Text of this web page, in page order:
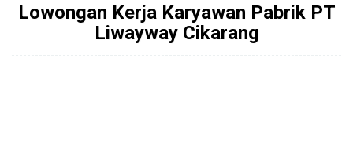
Lowongan Kerja Karyawan Pabrik PT
Liwayway Cikarang